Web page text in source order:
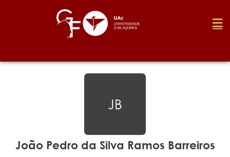
Fundação
JB
João Pedro da Silva Ramos Barreiros